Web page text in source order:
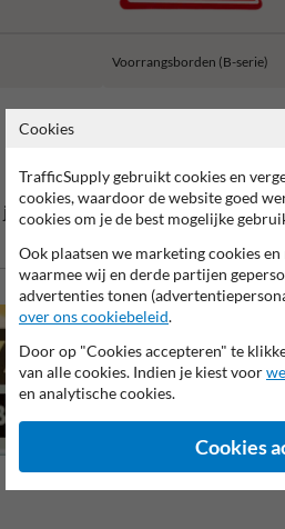
Voorrangsborden (B-serie)
jaar garantie op reflecterende folie
Cookies
TrafficSupply gebruikt cookies en
cookies, waardoor de website goed
cookies om je de best mogelijke
Ook plaatsen we marketing cookies
waarmee wij en derde partijen
advertenties tonen
over ons cookiebeleid.
Door op "Cookies accepteren" te
van alle cookies. Indien je kiest voor
en analytische cookies.
Cookies